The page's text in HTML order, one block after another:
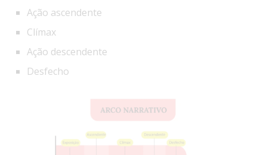
Ação ascendente
Clímax
Ação descendente
Desfecho